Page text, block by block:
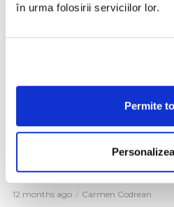
în urma folosirii serviciilor lor.
Permite
INSPIRAȚIE,SUMMIT CONSTANTA
construi cu A.I.,
cuantice?
12 months ago Carmen Codrean